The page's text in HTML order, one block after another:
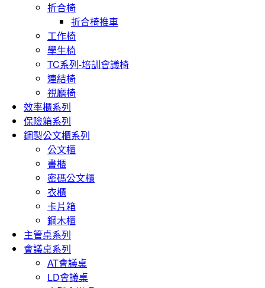
折合椅
折合椅推車
工作椅
學生椅
TC系列-培訓會議椅
連結椅
視廳椅
效率櫃系列
保險箱系列
鋼製公文櫃系列
公文櫃
書櫃
密碼公文櫃
衣櫃
卡片箱
鋼木櫃
主管桌系列
會議桌系列
AT會議桌
LD會議桌